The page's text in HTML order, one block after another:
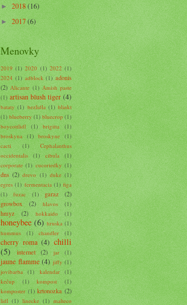
►2018(16)
►2017(6)
Menovky
2019 (1) 2020 (1) 2022 (1)
2024 (1) adblock (1) adonis
(2) Alicante (1) Amish paste
(1) artisan blush tiger (4)
bataty (1) bezlidla (1) blinkt
(1) blueberry (1) bluecrop (1)
boycottlidl
(1) brigitta
(1)
broskyna (1) broskyne
(1)
cacti
(1)
Cephalanthus
occidentalis
(1) cibula
(1)
corporate (1) cucoriedky (1)
dns (2) drevo (1) duke (1)
egres (1) fermentacia (1) figa
(1)
fuzac (1) garaz
(2)
growbox
(2) hlavos (1)
hmyz (2) hokkaido (1)
honeybee (6) hruska (1)
hummus
(1) chandler (1)
cherry roma (4) chilli
(5)
internet (2) jar (1)
jaune flamme (4) jiffy (1)
jovibarba
(1) kalendar
(1)
kečup
(1) kompost
(1)
komposter (1) krtonozka (2)
lidl (1) linecke (1) malteco